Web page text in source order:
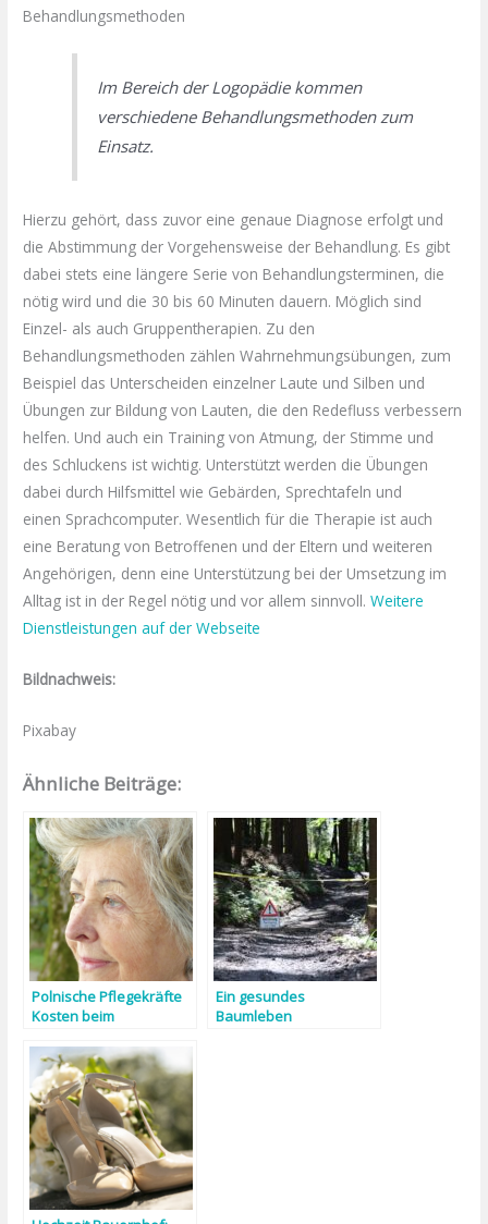
Behandlungsmethoden
Im Bereich der Logopädie kommen
verschiedene Behandlungsmethoden zum
Einsatz.
Hierzu gehört, dass zuvor eine genaue Diagnose erfolgt und
die Abstimmung der Vorgehensweise der Behandlung. Es gibt
dabei stets eine längere Serie von Behandlungsterminen, die
nötig wird und die 30 bis 60 Minuten dauern. Möglich sind
Einzel- als auch Gruppentherapien. Zu den
Behandlungsmethoden zählenWahrnehmungsübungen, zum
Beispiel das Unterscheiden einzelner Laute und Silben und
Übungen zur Bildung von Lauten, die den Redefluss verbessern
helfen. Und auch ein Training von Atmung, der Stimme und
des Schluckens ist wichtig. Unterstützt werden die Übungen
dabei durch Hilfsmittel wie Gebärden, Sprechtafeln und
einen Sprachcomputer. Wesentlich für die Therapie ist auch
eine Beratung von Betroffenen und der Eltern und weiteren
Angehörigen, denn eine Unterstützung bei der Umsetzung im
Alltag ist in der Regel nötig und vor allem sinnvoll.Weitere
Dienstleistungen auf der Webseite
Bildnachweis:
Pixabay
Ähnliche Beiträge:
Polnische Pflegekräfte
Kosten beim
Ein gesundes
Baumleben